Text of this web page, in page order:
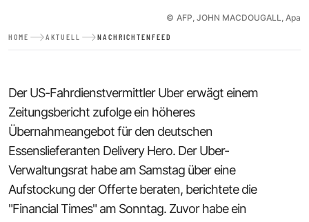
© AFP, JOHN MACDOUGALL, Apa
HOME AKTUELL NACHRICHTENFEED
Der US-Fahrdienstvermittler Uber erwägt einem
Zeitungsbericht zufolge ein höheres
Übernahmeangebot für den deutschen
Essenslieferanten Delivery Hero. Der Uber-
Verwaltungsrat habe am Samstag über eine
Aufstockung der Offerte beraten, berichtete die
"Financial Times" am Sonntag. Zuvor habe ein